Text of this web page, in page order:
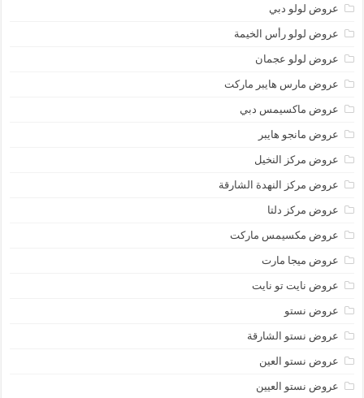
عروض لولو دبي
عروض لولو رأس الخيمة
عروض لولو عجمان
عروض مارس هايبر ماركت
عروض ماكسيمس دبي
عروض مانجو هايبر
عروض مركز النخيل
عروض مركز النهدة الشارقة
عروض مركز دلتا
عروض مكسيمس ماركت
عروض ميجا مارت
عروض نايت تو نايت
عروض نستو
عروض نستو الشارقة
عروض نستو العين
عروض نستو العيين